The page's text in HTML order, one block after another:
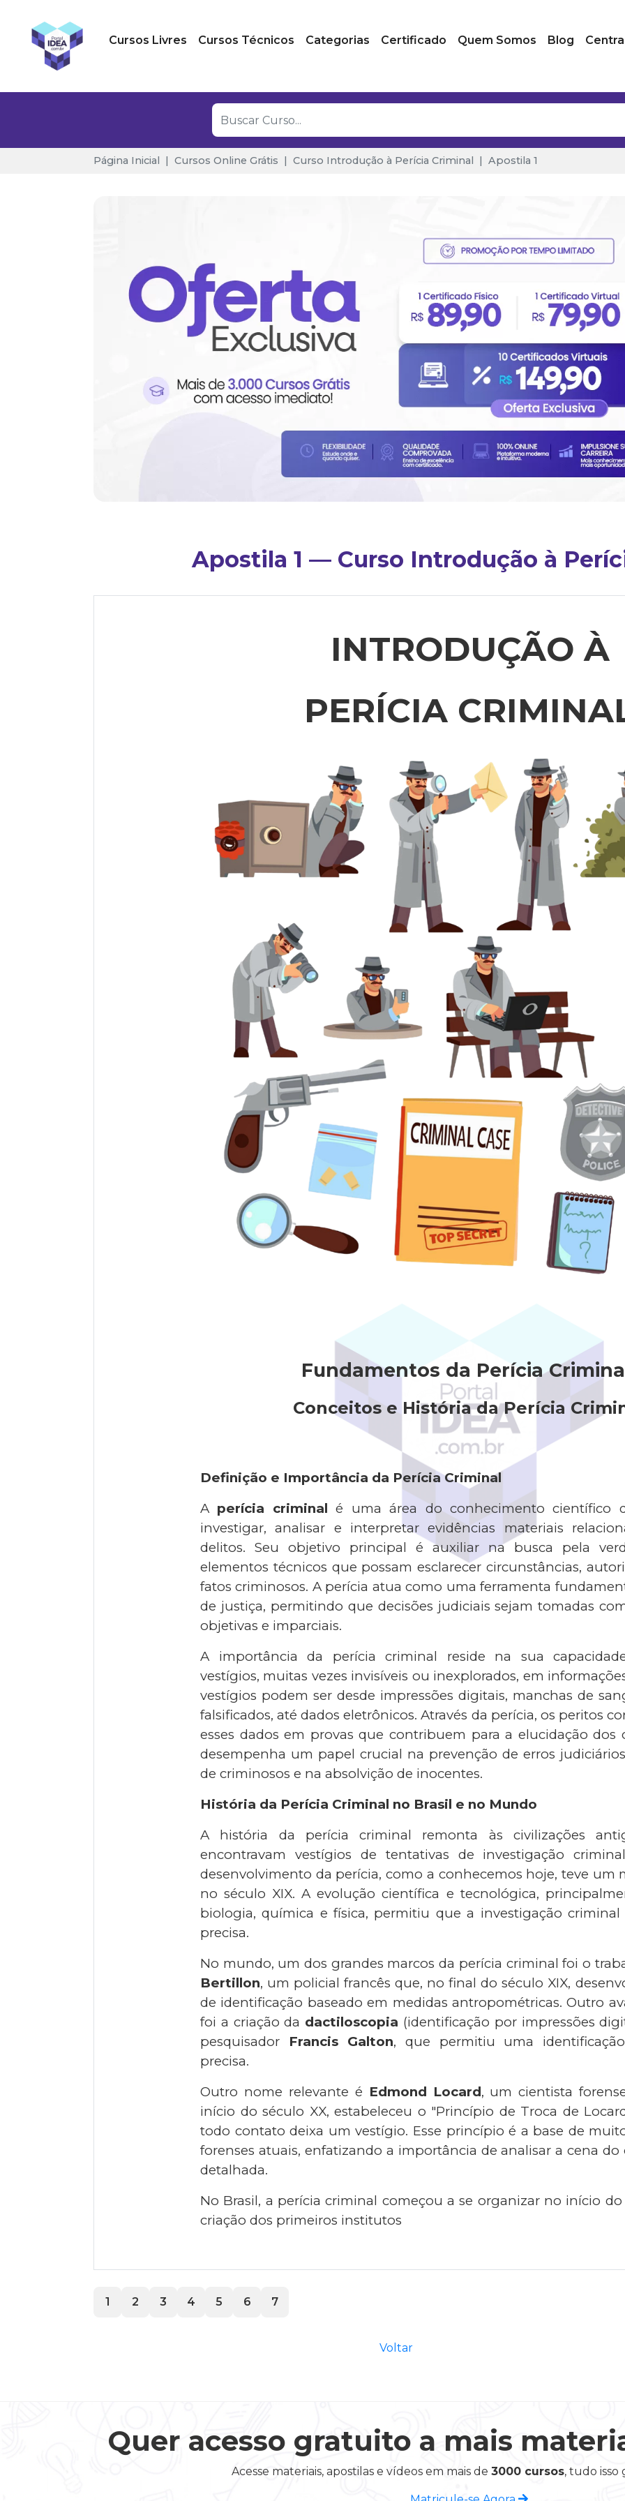
Cursos Livres Cursos Técnicos Categorias Certificado Quem Somos Blog
Página Inicial Cursos Online Grátis Curso Introdução à Perícia Criminal Apostila 1
Apostila 1 — Curso Introdução à
INTRODUÇÃO À
PERÍCIA
Fundamentos da Perícia
Conceitos e História da Perícia
Definição e Importância da Perícia Criminal
A perícia criminal é uma área do conhecimento científico
investigar, analisar e interpretar evidências materiais
delitos. Seu objetivo principal é auxiliar na busca pela
elementos técnicos que possam esclarecer circunstâncias,
fatos criminosos. A perícia atua como uma ferramenta
de justiça, permitindo que decisões judiciais sejam tomadas
objetivas e imparciais.
A importância da perícia criminal reside na sua
vestígios, muitas vezes invisíveis ou inexplorados, em
vestígios podem ser desde impressões digitais, manchas de
falsificados, até dados eletrônicos. Através da perícia, os peritos
esses dados em provas que contribuem para a elucidação dos
desempenha um papel crucial na prevenção de erros
de criminosos e na absolvição de inocentes.
História da Perícia Criminal no Brasil e no Mundo
A história da perícia criminal remonta às civilizações
encontravam vestígios de tentativas de investigação
desenvolvimento da perícia, como a conhecemos hoje, teve um
no século XIX. A evolução científica e tecnológica,
biologia, química e física, permitiu que a investigação criminal
precisa.
No mundo, um dos grandes marcos da perícia criminal foi o
Bertillon, um policial francês que, no final do século XIX,
de identificação baseado em medidas antropométricas. Outro
foi a criação da dactiloscopia (identificação por impressões
pesquisador Francis Galton, que permitiu uma
precisa.
Outro nome relevante é Edmond Locard, um cientista
início do século XX, estabeleceu o "Princípio de Troca de
todo contato deixa um vestígio. Esse princípio é a base de
forenses atuais, enfatizando a importância de analisar a cena
detalhada.
No Brasil, a perícia criminal começou a se organizar no início do
criação dos primeiros institutos
1 2 3 4 5 6 7
Voltar
Quer acesso gratuito a mais
Acesse materiais, apostilas e vídeos em mais de 3000 cursos, tudo